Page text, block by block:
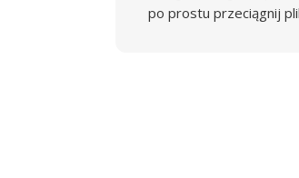
po prostu przeciągnij